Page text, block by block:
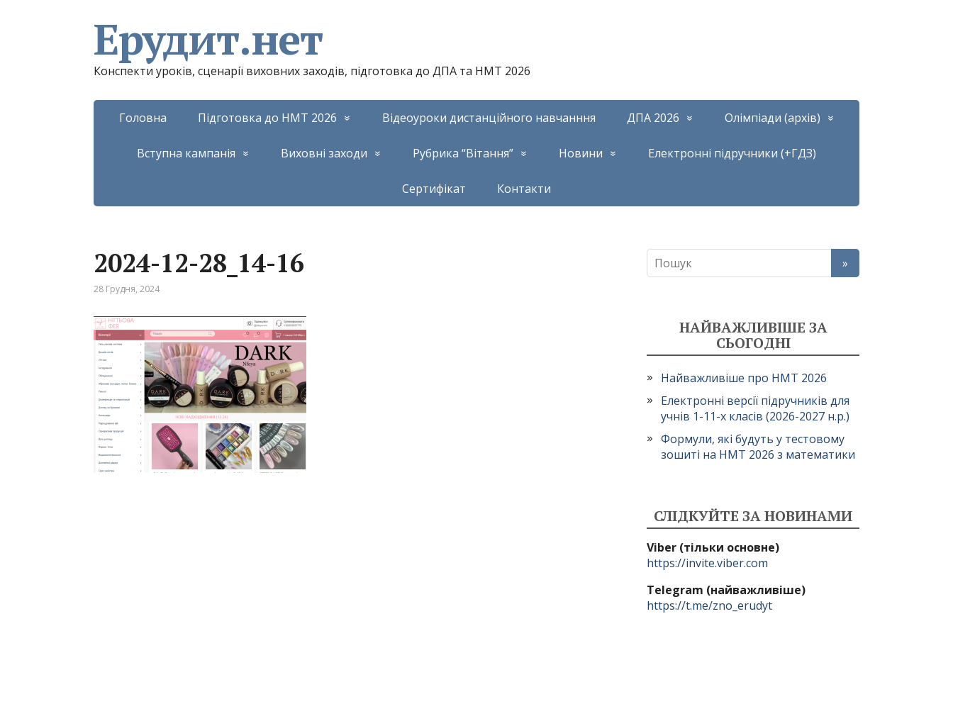
Ерудит.нет
Конспекти уроків, сценарії виховних заходів, підготовка до ДПА та НМТ 2026
Головна Підготовка до НМТ 2026 Відеоуроки дистанційного навчанння ДПА 2026 Олімпіади (архів)
Вступна кампанія Виховні заходи Рубрика “Вітання” Новини Електронні підручники (+ГДЗ)
Сертифікат Контакти
2024-12-28_14-16
28 Грудня, 2024
НАЙВАЖЛИВІШЕ ЗА
СЬОГОДНІ
Найважливіше про НМТ 2026
Електронні версії підручників для
учнів 1-11-х класів (2026-2027 н.р.)
Формули, які будуть у тестовому
зошиті на НМТ 2026 з математики
СЛІДКУЙТЕ ЗА НОВИНАМИ
Viber (тільки основне)
https://invite.viber.com
Telegram (найважливіше)
https://t.me/zno_erudyt